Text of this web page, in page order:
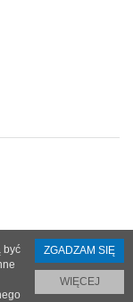
być
ZGADZAM SIĘ
WIĘCEJ